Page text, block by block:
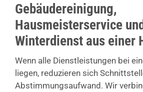
Gebäudereinigung,
Hausmeisterservice und
Winterdienst aus einer
Wenn alle Dienstleistungen bei
liegen, reduzieren sich
Abstimmungsaufwand. Wir